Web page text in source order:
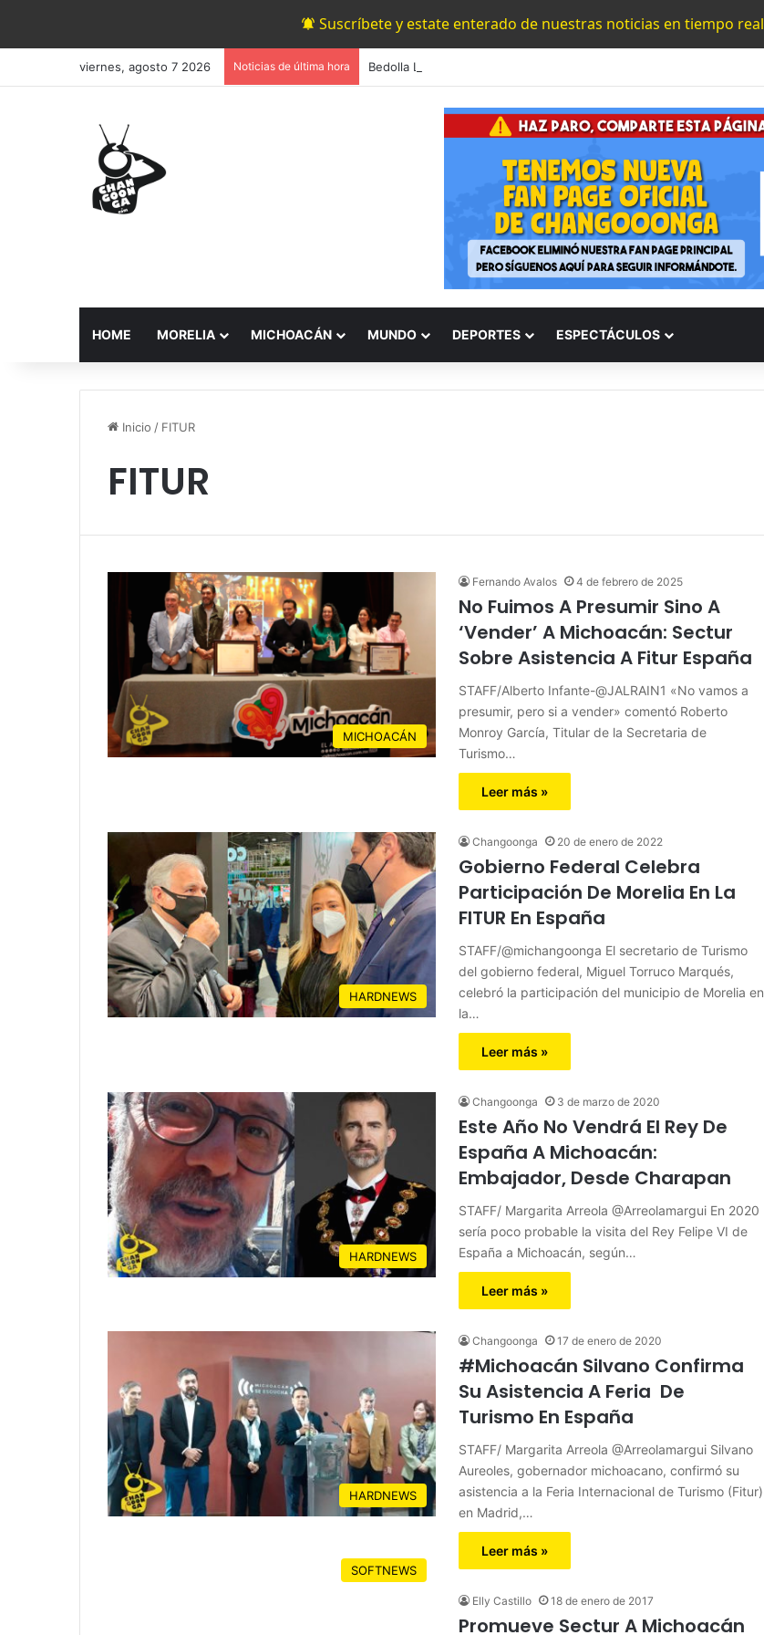
Suscríbete y estate enterado de nuestras noticias en tiempo real
viernes, agosto 7 2026 Noticias de última hora
HOME MORELIA MICHOACÁN MUNDO DEPORTES ESPECTÁCULOS
Inicio / FITUR
FITUR
MICHOACÁN
Fernando Avalos 4 de febrero de 2025
No Fuimos A Presumir Sino A
‘Vender’ A Michoacán: Sectur
Sobre Asistencia A Fitur España
STAFF/Alberto Infante-@JALRAIN1 «No vamos a
presumir, pero si a vender» comentó Roberto
Monroy García, Titular de la Secretaria de
Turismo…
Leer más »
HARDNEWS
Changoonga 20 de enero de 2022
Gobierno Federal Celebra
Participación De Morelia En La
FITUR En España
STAFF/@michangoonga El secretario de Turismo
del gobierno federal, Miguel Torruco Marqués,
celebró la participación del municipio de Morelia en
la…
Leer más »
HARDNEWS
Changoonga 3 de marzo de 2020
Este Año No Vendrá El Rey De
España A Michoacán:
Embajador, Desde Charapan
STAFF/ Margarita Arreola @Arreolamargui En 2020
sería poco probable la visita del Rey Felipe VI de
España a Michoacán, según…
Leer más »
HARDNEWS
Changoonga 17 de enero de 2020
#Michoacán Silvano Confirma
Su Asistencia A Feria De
Turismo En España
STAFF/ Margarita Arreola @Arreolamargui Silvano
Aureoles, gobernador michoacano, confirmó su
asistencia a la Feria Internacional de Turismo (Fitur)
en Madrid,…
Leer más »
SOFTNEWS
Elly Castillo 18 de enero de 2017
Promueve Sectur A Michoacán